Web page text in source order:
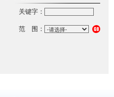
关键字：
范 围：